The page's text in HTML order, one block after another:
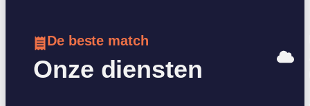
De beste match
Onze diensten